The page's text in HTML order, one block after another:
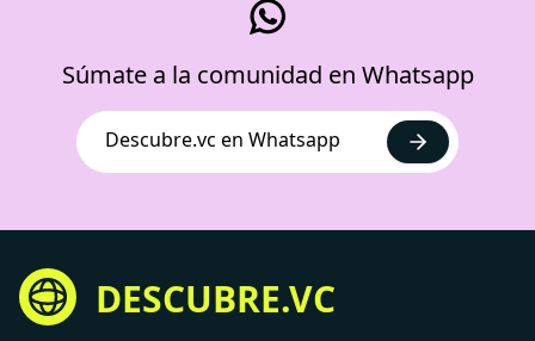
Súmate a la comunidad en Whatsapp
Descubre.vc en Whatsapp
DESCUBRE.VC